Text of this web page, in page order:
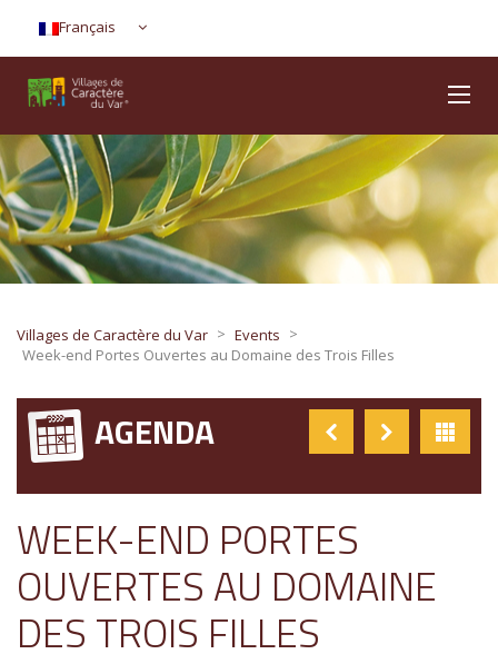
Français
Villages de Caractère du Var > Events >
Week-end Portes Ouvertes au Domaine des Trois Filles
AGENDA
WEEK-END PORTES
OUVERTES AU DOMAINE
DES TROIS FILLES